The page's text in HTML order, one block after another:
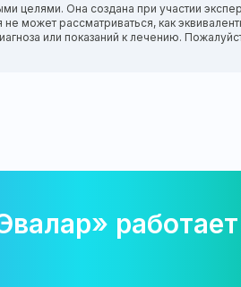
целями. Она создана при участии
может рассматриваться, как
или показаний к лечению.